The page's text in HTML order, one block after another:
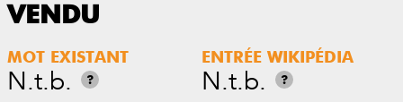
VENDU
MOT EXISTANT
N.t.b. ?
ENTRÉE WIKIPÉDIA
N.t.b. ?